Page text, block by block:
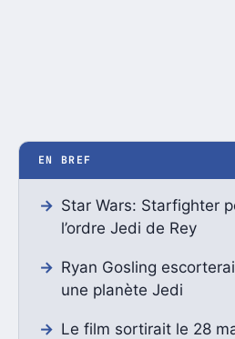
EN BREF
Star Wars: Starfighter
l’ordre Jedi de Rey
Ryan Gosling
une planète Jedi
Le film sortirait le 28